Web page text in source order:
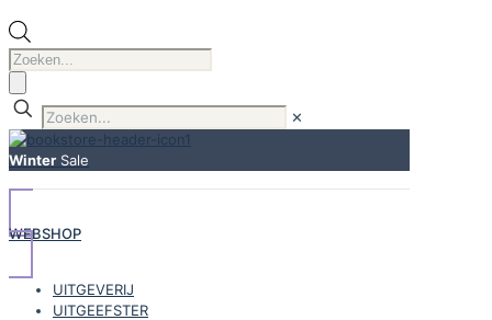
Producten
zoeken
✕
Winter Sale
WEBSHOP
UITGEVERIJ
UITGEEFSTER